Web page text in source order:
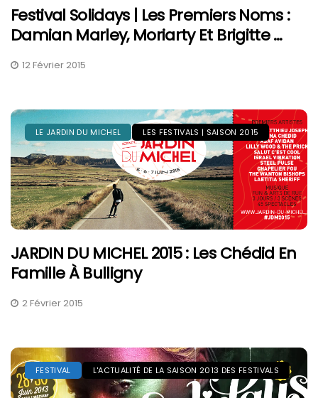
Festival Solidays | Les Premiers Noms :
Damian Marley, Moriarty Et Brigitte …
12 Février 2015
LE JARDIN DU MICHEL LES FESTIVALS | SAISON 2015
JARDIN DU MICHEL 2015 : Les Chédid En
Famille À Bulligny
2 Février 2015
FESTIVAL L'ACTUALITÉ DE LA SAISON 2013 DES FESTIVALS